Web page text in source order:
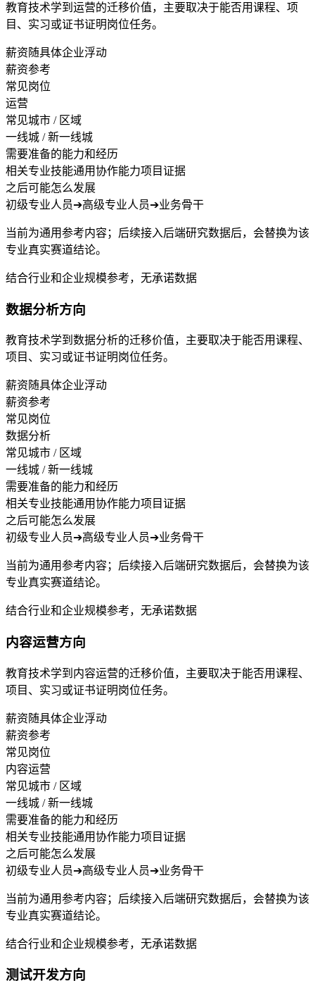
教育技术学到运营的迁移价值，主要取决于能否用课程、项
目、实习或证书证明岗位任务。
薪资随具体企业浮动
薪资参考
常见岗位
运营
常见城市 / 区域
一线城 / 新一线城
需要准备的能力和经历
相关专业技能通用协作能力项目证据
之后可能怎么发展
初级专业人员➔高级专业人员➔业务骨干
当前为通用参考内容；后续接入后端研究数据后，会替换为该
专业真实赛道结论。
结合行业和企业规模参考，无承诺数据
数据分析方向
教育技术学到数据分析的迁移价值，主要取决于能否用课程、
项目、实习或证书证明岗位任务。
薪资随具体企业浮动
薪资参考
常见岗位
数据分析
常见城市 / 区域
一线城 / 新一线城
需要准备的能力和经历
相关专业技能通用协作能力项目证据
之后可能怎么发展
初级专业人员➔高级专业人员➔业务骨干
当前为通用参考内容；后续接入后端研究数据后，会替换为该
专业真实赛道结论。
结合行业和企业规模参考，无承诺数据
内容运营方向
教育技术学到内容运营的迁移价值，主要取决于能否用课程、
项目、实习或证书证明岗位任务。
薪资随具体企业浮动
薪资参考
常见岗位
内容运营
常见城市 / 区域
一线城 / 新一线城
需要准备的能力和经历
相关专业技能通用协作能力项目证据
之后可能怎么发展
初级专业人员➔高级专业人员➔业务骨干
当前为通用参考内容；后续接入后端研究数据后，会替换为该
专业真实赛道结论。
结合行业和企业规模参考，无承诺数据
测试开发方向